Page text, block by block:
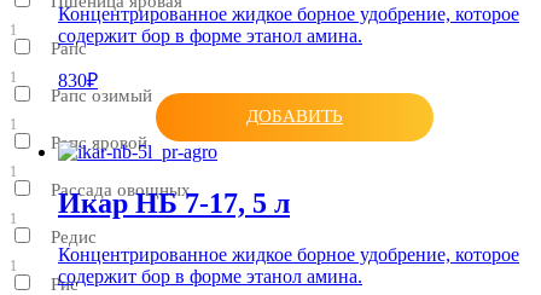
1
Рапс
1
Рапс озимый
1
Рапс яровой
1
Рассада овощных
1
Редис
1
Рис
Концентрированное жидкое борное удобрение, которое
содержит бор в форме этанол амина.
830₽
ДОБАВИТЬ
Икар НБ 7-17, 5 л
Концентрированное жидкое борное удобрение, которое
содержит бор в форме этанол амина.